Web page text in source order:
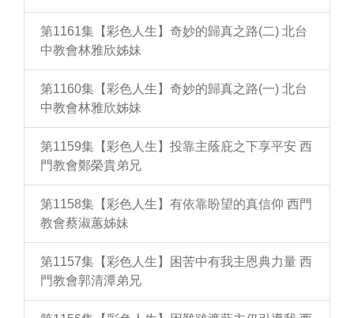
第1161集【彩色人生】奇妙的歸真之路(二) 北台
中教會林雅欣姊妹
第1160集【彩色人生】奇妙的歸真之路(一) 北台
中教會林雅欣姊妹
第1159集【彩色人生】投靠主蔭庇之下享平安 西
門教會鄭榮貴弟兄
第1158集【彩色人生】有依靠盼望的真信仰 西門
教會蔡淑蕙姊妹
第1157集【彩色人生】困苦中有我主恩典力量 西
門教會郭清潭弟兄